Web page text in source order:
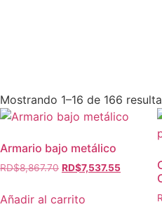
Mostrando 1–16 de 166
Armario bajo metálico
RD$8,867.70 RD$7,537.55
Añadir al carrito